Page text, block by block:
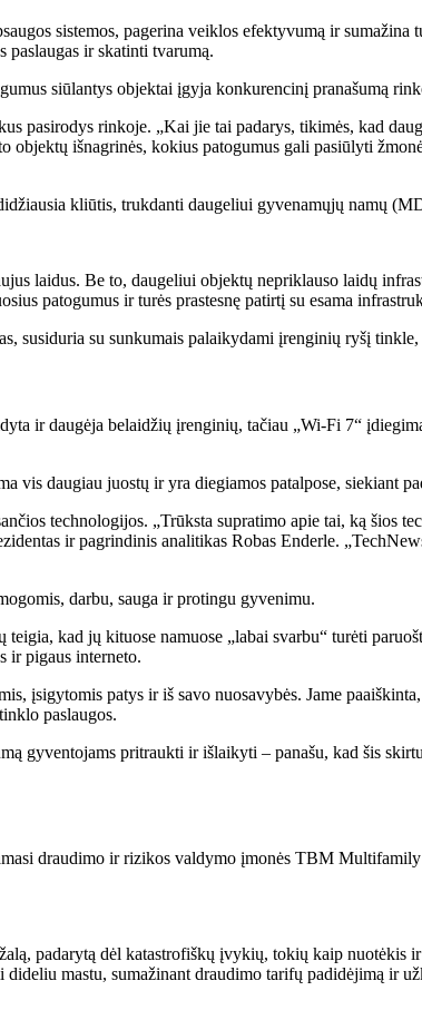
sistemos, pagerina veiklos efektyvumą ir
ir skatinti tvarumą.
siūlantys objektai įgyja konkurencinį pranašumą
pasirodys rinkoje. „Kai jie tai padarys, tikimės, kad
išnagrinės, kokius patogumus gali pasiūlyti
kliūtis, trukdanti daugeliui gyvenamųjų namų
laidus. Be to, daugeliui objektų nepriklauso laidų
patogumus ir turės prastesnę patirtį su esama
susiduria su sunkumais palaikydami įrenginių ryšį
ir daugėja belaidžių įrenginių, tačiau „Wi-Fi 7“
vis daugiau juostų ir yra diegiamos patalpose, siekiant
technologijos. „Trūksta supratimo apie tai, ką šios
ir pagrindinis analitikas Robas Enderle.
darbu, sauga ir protingu gyvenimu.
kad jų kituose namuose „labai svarbu“ turėti
ir pigaus interneto.
įsigytomis patys ir iš savo nuosavybės. Jame
paslaugos.
gyventojams pritraukti ir išlaikyti – panašu, kad šis
draudimo ir rizikos valdymo įmonės TBM
padarytą dėl katastrofiškų įvykių, tokių kaip nuotėkis
mastu, sumažinant draudimo tarifų padidėjimą ir